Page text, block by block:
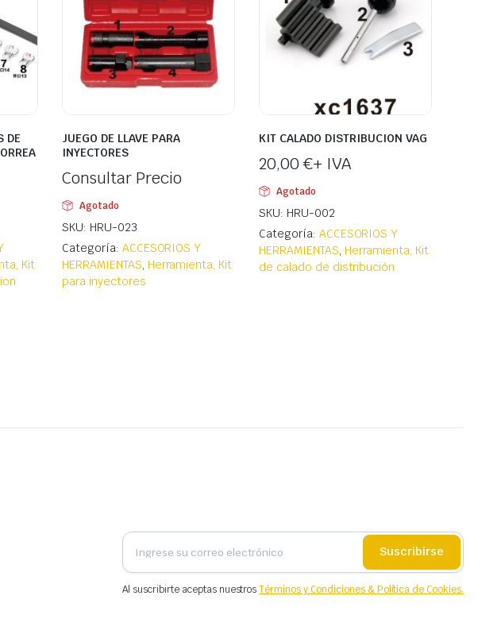
DE
Kit
JUEGO DE LLAVE PARA
INYECTORES
Consultar Precio
Agotado
SKU: HRU-023
Categoría: ACCESORIOS Y
HERRAMIENTAS, Herramienta, Kit
para inyectores
KIT CALADO DISTRIBUCION VAG
20,00 €+ IVA
Agotado
SKU: HRU-002
Categoría: ACCESORIOS Y
HERRAMIENTAS, Herramienta, Kit
de calado de distribución
Suscribirse
Al suscribirte aceptas nuestrosTérminos y Condiciones & Política de Cookies.